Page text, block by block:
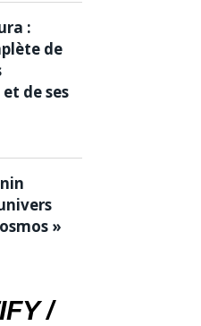
:
de
de ses
»
/